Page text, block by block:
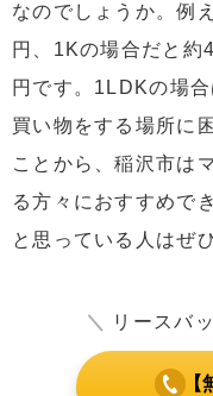
なのでしょうか。例
円、1Kの場合だと
円です。1LDKの場
買い物をする場所に
ことから、稲沢市は
る方々におすすめで
と思っている人はぜ
＼ リースバ
【